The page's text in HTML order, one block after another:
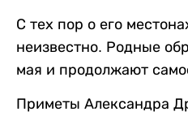
С тех пор о его
неизвестно. Родные
мая и продолжают
Приметы Александра